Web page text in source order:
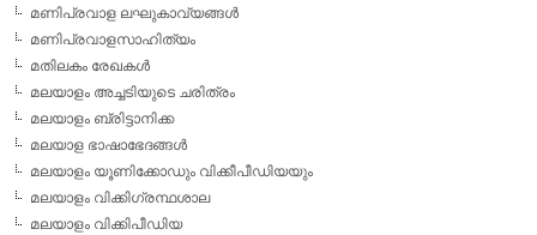
മണിപ്രവാള ലഘുകാവ്യങ്ങള്‍
മണിപ്രവാളസാഹിത്യം
മതിലകം രേഖകള്‍
മലയാളം അച്ചടിയുടെ ചരിത്രം
മലയാളം ബ്രിട്ടാനിക്ക
മലയാള ഭാഷാഭേദങ്ങള്‍
മലയാളം യൂണിക്കോഡും വിക്കീപീഡിയയും
മലയാളം വിക്കിഗ്രന്ഥശാല
മലയാളം വിക്കിപീഡിയ